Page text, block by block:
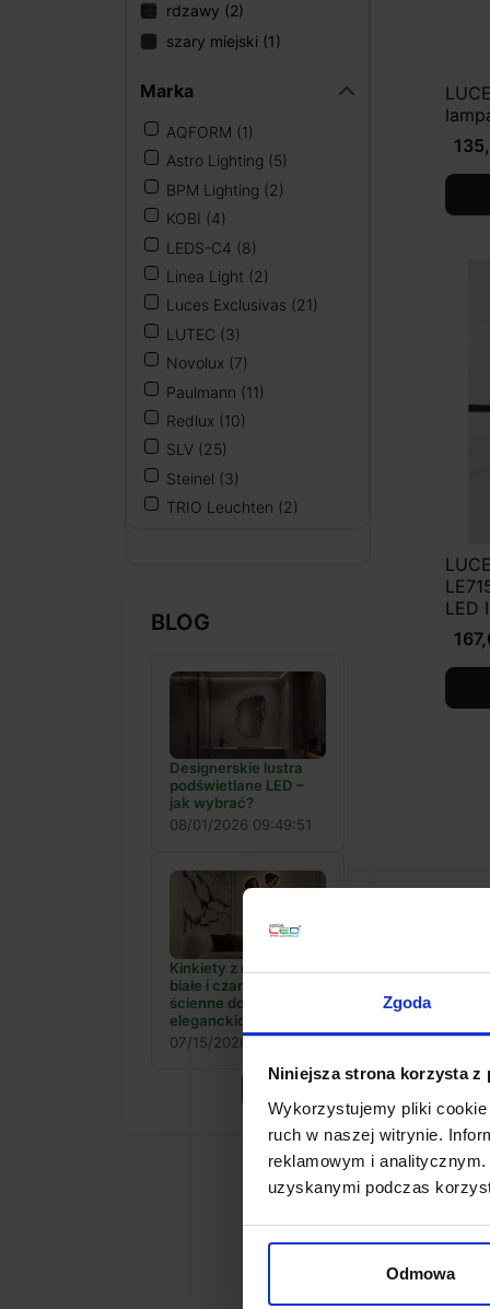
Zgoda
Niniejsza strona korzysta z
Wykorzystujemy pliki
ruch w naszej witrynie.
reklamowym i
uzyskanymi podczas
Odmowa
rdzawy (2)
szary miejski (1)
Marka
AQFORM (1)
Astro Lighting (5)
BPM Lighting (2)
KOBI (4)
LEDS-C4 (8)
Linea Light (2)
Luces Exclusivas (21)
LUTEC (3)
Novolux (7)
Paulmann (11)
Redlux (10)
SLV (25)
Steinel (3)
TRIO Leuchten (2)
BLOG
Designerskie lustra
podświetlane LED –
jak wybrać?
08/01/2026 09:49:51
Kinkiety z marmuru –
białe i czarne lampy
ścienne do
eleganckich wnętrz
07/15/2026 19:02:41
LED